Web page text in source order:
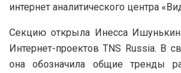
интернет аналитического центра
Секцию открыла Инесса
Интернет-проектов TNS Russia. В
она обозначила общие тренды